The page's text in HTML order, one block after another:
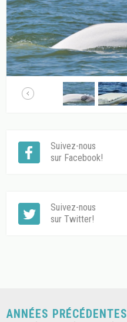
Suivez-nous
sur Facebook!
Suivez-nous
sur Twitter!
ANNÉES PRÉCÉDENTES